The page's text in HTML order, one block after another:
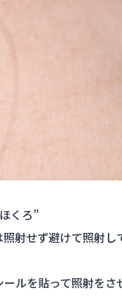
くろ”
射せず避けて照射し
ルを貼って照射をさ